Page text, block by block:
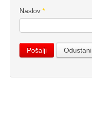
Naslov *
Pošalji Odustani